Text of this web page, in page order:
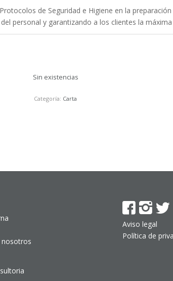
de Seguridad e Higiene en la
personal y garantizando a los clientes la máxima
Sin existencias
Categoría: Carta
nosotros
Aviso legal
Política de